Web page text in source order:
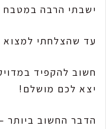
ישבתי הרבה במטבח
עד שהצלחתי למצוא
חשוב להקפיד
יצא לכם מושלם!
הדבר החשוב ביותר